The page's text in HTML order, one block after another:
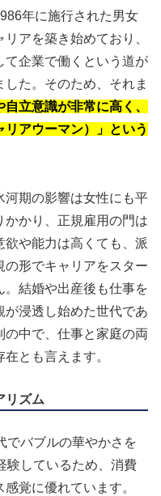
年に施行された男女
アを築き始めており、
て企業で働くという道が
た。そのため、それま
立意識が非常に高く、
リアウーマン）」という
河期の影響は女性にも平
かり、正規雇用の門は
や能力は高くても、派
形でキャリアをスター
。結婚や出産後も仕事を
浸透し始めた世代であ
中で、仕事と家庭の両
在とも言えます。
リズム
でバブルの華やかさを
験しているため、消費
覚に優れています。